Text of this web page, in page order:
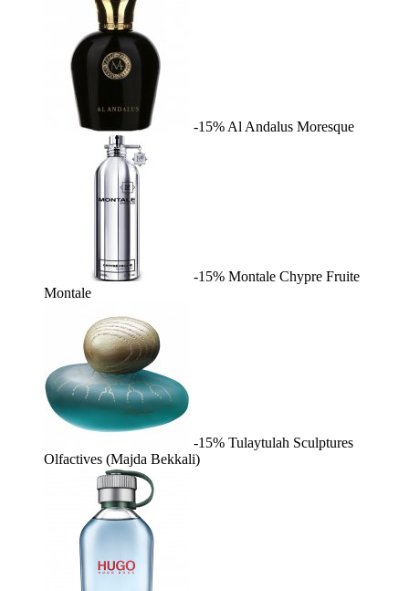
-15% Al Andalus Moresque
-15% Montale Chypre Fruite
Montale
-15% Tulaytulah Sculptures
Olfactives (Majda Bekkali)